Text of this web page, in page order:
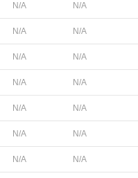
N/A N/A
N/A N/A
N/A N/A
N/A N/A
N/A N/A
N/A N/A
N/A N/A